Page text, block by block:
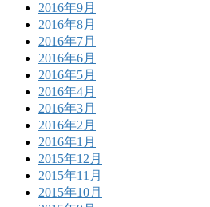
2016年9月
2016年8月
2016年7月
2016年6月
2016年5月
2016年4月
2016年3月
2016年2月
2016年1月
2015年12月
2015年11月
2015年10月